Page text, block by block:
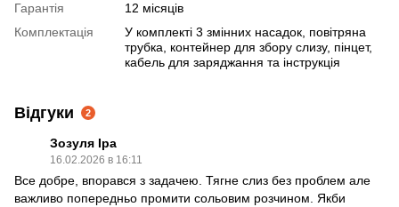
Гарантія
12 місяців
Комплектація
У комплекті 3 змінних насадок, повітряна
трубка, контейнер для збору слизу, пінцет,
кабель для заряджання та інструкція
Відгуки 2
Зозуля Іра
16.02.2026 в 16:11
Все добре, впорався з задачею. Тягне слиз без проблем але
важливо попередньо промити сольовим розчином. Якби